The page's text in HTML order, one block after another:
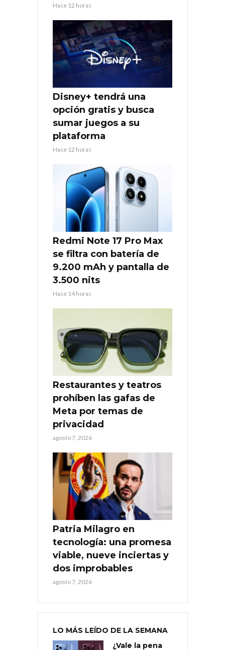
Hace 12 horas
Disney+ tendrá una
opción gratis y busca
sumar juegos a su
plataforma
Hace 12 horas
Redmi Note 17 Pro Max
se filtra con batería de
9.200 mAh y pantalla de
3.500 nits
Hace 14 horas
Restaurantes y teatros
prohíben las gafas de
Meta por temas de
privacidad
agosto 7, 2026
Patria Milagro en
tecnología: una promesa
viable, nueve inciertas y
dos improbables
agosto 7, 2026
LO MÁS LEÍDO DE LA SEMANA
¿Vale la pena